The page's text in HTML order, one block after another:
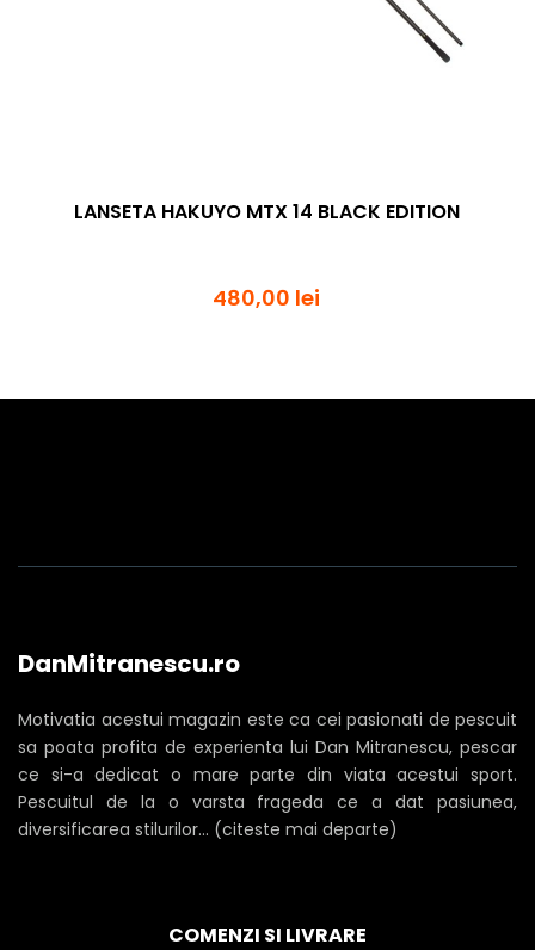
LANSETA HAKUYO MTX 14 BLACK EDITION
480,00 lei
DanMitranescu.ro
Motivatia acestui magazin este ca cei pasionati de pescuit
sa poata profita de experienta lui Dan Mitranescu, pescar
ce si-a dedicat o mare parte din viata acestui sport.
Pescuitul de la o varsta frageda ce a dat pasiunea,
diversificarea stilurilor... (citeste mai departe)
COMENZI SI LIVRARE